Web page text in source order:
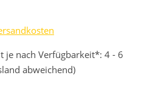
€.
je nach Verfügbarkeit*: 4 - 6
abweichend)